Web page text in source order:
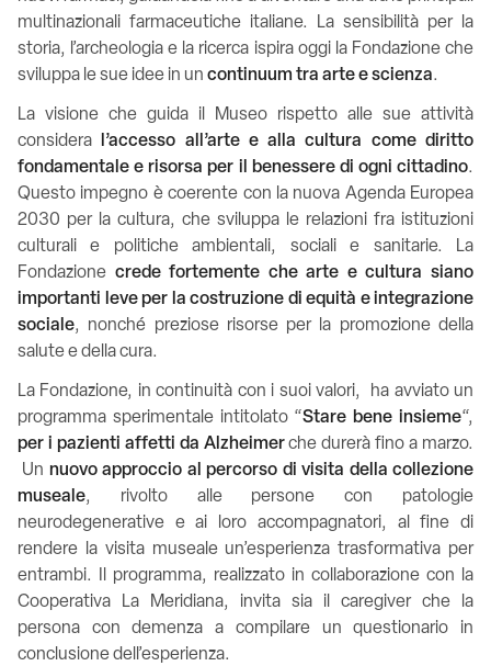
multinazionali farmaceutiche italiane. La sensibilità per la
storia, l’archeologia e la ricerca ispira oggi la Fondazione che
sviluppa le sue idee in un continuum tra arte e scienza.
La visione che guida il Museo rispetto alle sue attività
consideral’accesso all’arte e alla cultura come diritto
fondamentale e risorsa per il benessere di ogni cittadino.
Questo impegno è coerente con la nuova Agenda Europea
2030 per la cultura, che sviluppa le relazioni fra istituzioni
culturali e politiche ambientali, sociali e sanitarie. La
Fondazione crede fortemente che arte e cultura siano
importanti leve per la costruzione di equità e integrazione
sociale, nonché preziose risorse per la promozione della
salute e della cura.
La Fondazione, in continuità con i suoi valori, ha avviato un
programma sperimentale intitolato “Stare bene insieme“,
per i pazienti affetti da Alzheimerche durerà fino a marzo.
Un nuovo approccio al percorso di visita della collezione
museale, rivolto alle persone con patologie
neurodegenerative e ai loro accompagnatori, al fine di
rendere la visita museale un’esperienza trasformativa per
entrambi. Il programma, realizzato in collaborazione con la
Cooperativa La Meridiana, invita sia il caregiver che la
persona con demenza a compilare un questionario in
conclusione dell’esperienza.